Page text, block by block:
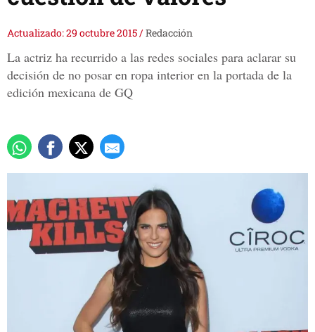
Actualizado: 29 octubre 2015/Redacción
La actriz ha recurrido a las redes sociales para aclarar su
decisión de no posar en ropa interior en la portada de la
edición mexicana de GQ